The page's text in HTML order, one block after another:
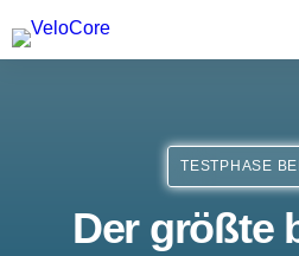
Agenturen & Webdesigner
TESTPHASE
Der größte